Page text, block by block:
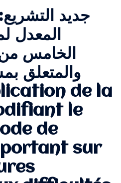
جديد
المعدل
الخامس من
والمتعلق
le
de
portant sur